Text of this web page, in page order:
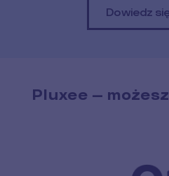
Dowiedz
Pluxee –